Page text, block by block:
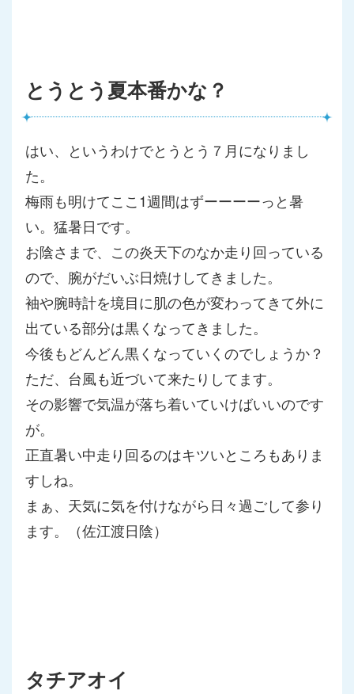
とうとう夏本番かな？
はい、というわけでとうとう７月になりまし
た。
梅雨も明けてここ1週間はずーーーーっと暑
い。猛暑日です。
お陰さまで、この炎天下のなか走り回っている
ので、腕がだいぶ日焼けしてきました。
袖や腕時計を境目に肌の色が変わってきて外に
出ている部分は黒く なってきました。
今後もどんどん黒くなっていくのでしょうか？
ただ、台風も近づいて来たりしてます。
その影響で気温が落ち着いていけばいいのです
が。
正直暑い中走り回るのはキツいところもありま
すしね。
まぁ、天気に気を付けながら日々過ごして参り
ます。（佐江渡日陰）
タチアオイ